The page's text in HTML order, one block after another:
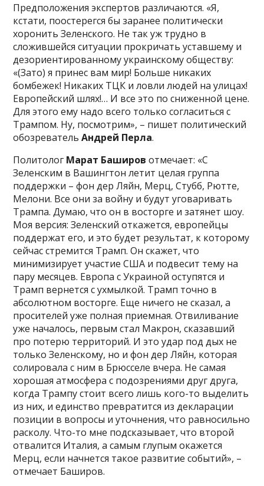
Предположения экспертов различаются. «Я,
кстати, поостерегся бы заранее политически
хоронить Зеленского. Не так уж трудно в
сложившейся ситуации прокричать уставшему и
дезориентированному украинскому обществу:
«(Зато) я принес вам мир! Больше никаких
бомбежек! Никаких ТЦК и ловли людей на улицах!
Европейский шлях!… И все это по сниженной цене.
Для этого ему надо всего только согласиться с
Трампом. Ну, посмотрим», – пишет политический
обозревательАндрей Перла.
Политолог Марат Баширов отмечает: «С
Зеленским в Вашингтон летит целая группа
поддержки – фон дер Ляйн, Мерц, Стубб, Рютте,
Мелони. Все они за войну и будут уговаривать
Трампа. Думаю, что он в восторге и затянет шоу.
Моя версия: Зеленский откажется, европейцы
поддержат его, и это будет результат, к которому
сейчас стремится Трамп. Он скажет, что
минимизирует участие США и подвесит тему на
пару месяцев. Европа с Украиной оступятся и
Трамп вернется с ухмылкой. Трамп точно в
абсолютном восторге. Еще ничего не сказал, а
просителей уже полная приемная. Отвиливание
уже началось, первым стал Макрон, сказавший
про потерю территорий. И это удар под дых не
только Зеленскому, но и фон дер Ляйн, которая
солировала с ним в Брюсселе вчера. Не самая
хорошая атмосфера с подозрениями друг друга,
когда Трампу стоит всего лишь кого-то выделить
из них, и единство превратится из декларации
позиции в вопросы и уточнения, что равносильно
расколу. Что-то мне подсказывает, что второй
отвалится Италия, а самым глупым окажется
Мерц, если начнется такое развитие событий», –
отмечает Баширов.